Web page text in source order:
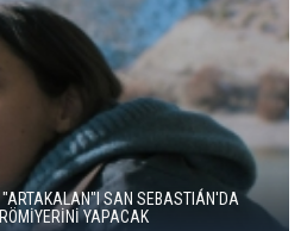
"ARTAKALAN"I SAN SEBASTIÁN'DA
YAPACAK